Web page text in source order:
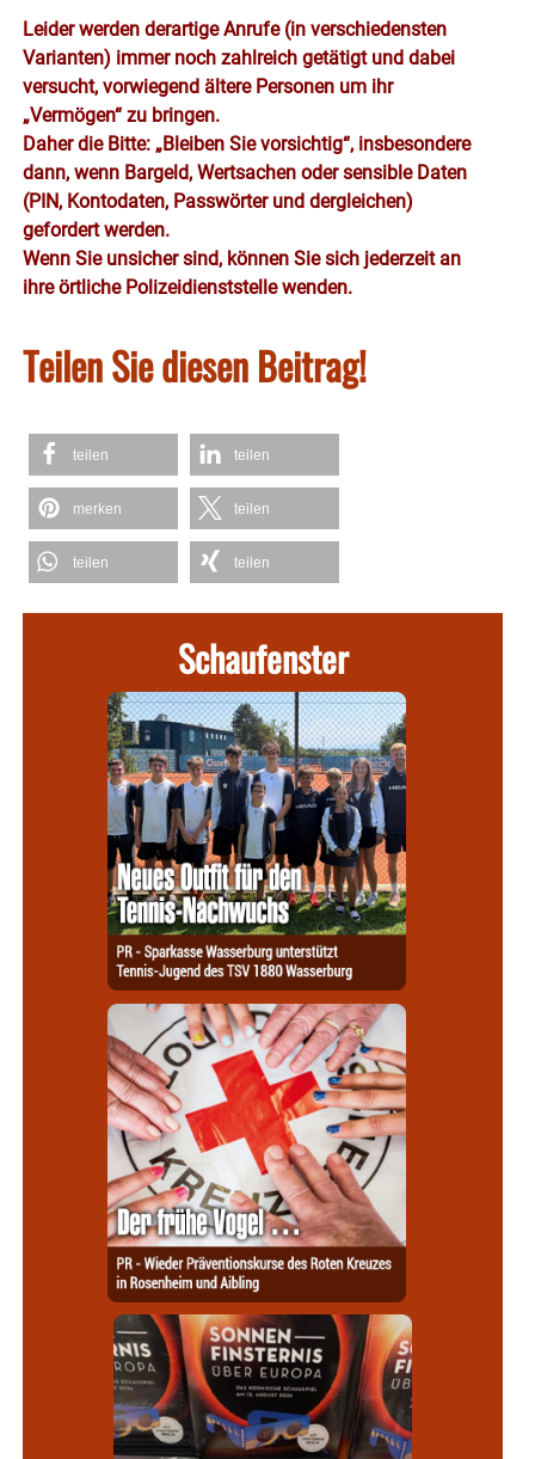
Leider werden derartige Anrufe (in verschiedensten
Varianten) immer noch zahlreich getätigt und dabei
versucht, vorwiegend ältere Personen um ihr
„Vermögen“ zu bringen.
Daher die Bitte: „Bleiben Sie vorsichtig“, insbesondere
dann, wenn Bargeld, Wertsachen oder sensible Daten
(PIN, Kontodaten, Passwörter und dergleichen)
gefordert werden.
Wenn Sie unsicher sind, können Sie sich jederzeit an
ihre örtliche Polizeidienststelle wenden.
Teilen Sie diesen Beitrag!
teilen teilen
merken teilen
teilen teilen
Schaufenster